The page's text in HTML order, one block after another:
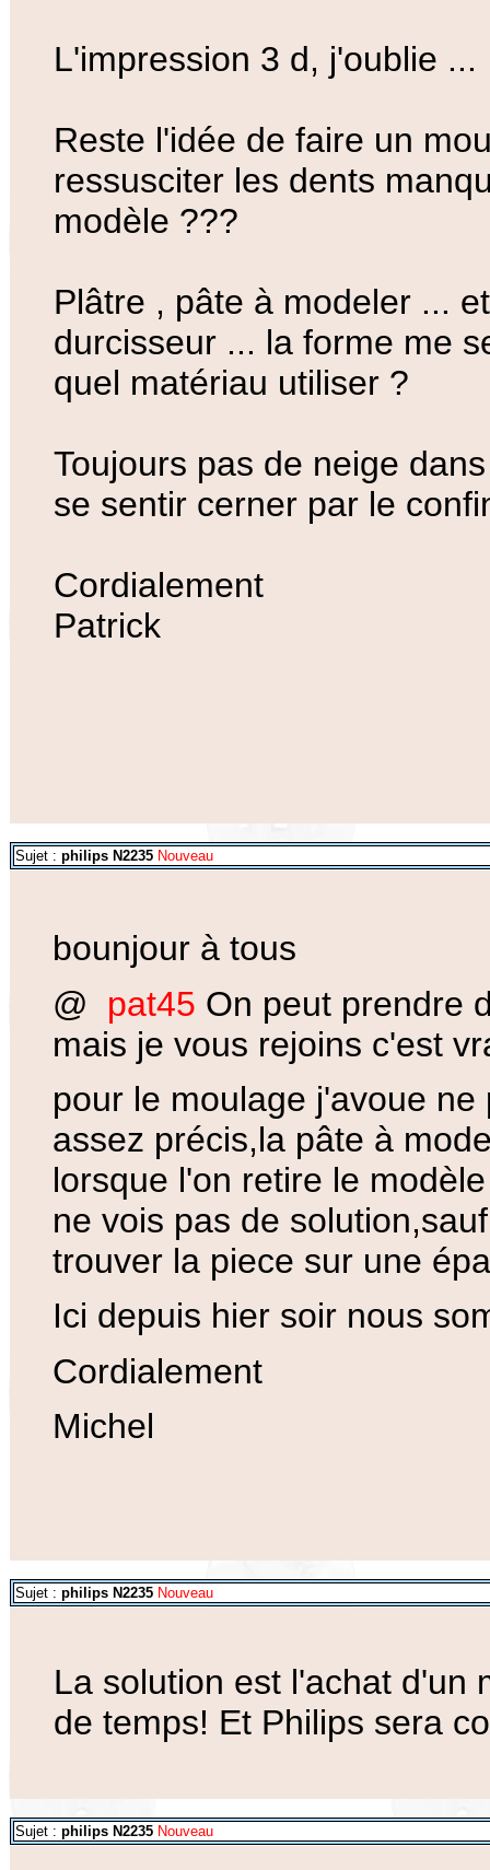
L'impression 3 d, j'oublie ...
Reste l'idée de faire un
ressusciter les dents
modèle ???
Plâtre , pâte à modeler ...
durcisseur ... la forme me
quel matériau utiliser ?
Toujours pas de neige
se sentir cerner par le
Cordialement
Patrick
Sujet : philips N2235 Nouveau
bounjour à tous
@ pat45 On peut prendre
mais je vous rejoins c'est
pour le moulage j'avoue
assez précis,la pâte à
lorsque l'on retire le
ne vois pas de
trouver la piece sur une
Ici depuis hier soir nous
Cordialement
Michel
Sujet : philips N2235 Nouveau
La solution est l'achat d'un
de temps! Et Philips sera
Sujet : philips N2235 Nouveau